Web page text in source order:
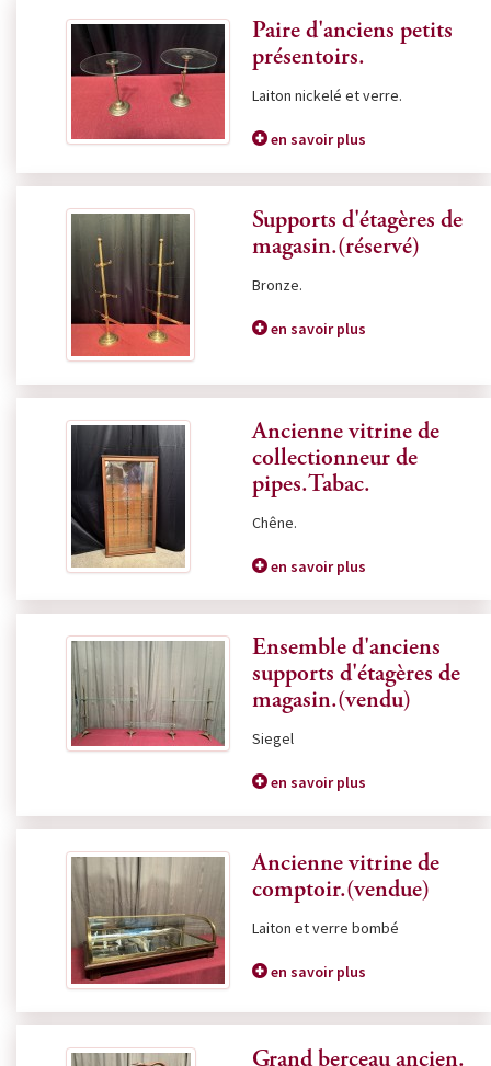
Paire d'anciens petits
présentoirs.
Laiton nickelé et verre.
en savoir plus
Supports d'étagères de
magasin.(réservé)
Bronze.
en savoir plus
Ancienne vitrine de
collectionneur de
pipes.Tabac.
Chêne.
en savoir plus
Ensemble d'anciens
supports d'étagères de
magasin.(vendu)
Siegel
en savoir plus
Ancienne vitrine de
comptoir.(vendue)
Laiton et verre bombé
en savoir plus
Grand berceau ancien.